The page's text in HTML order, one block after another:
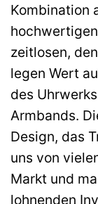
Kombination
zeitlosen,
legen Wert
des
Armbands.
Design, das
uns von
Markt und
lohnenden